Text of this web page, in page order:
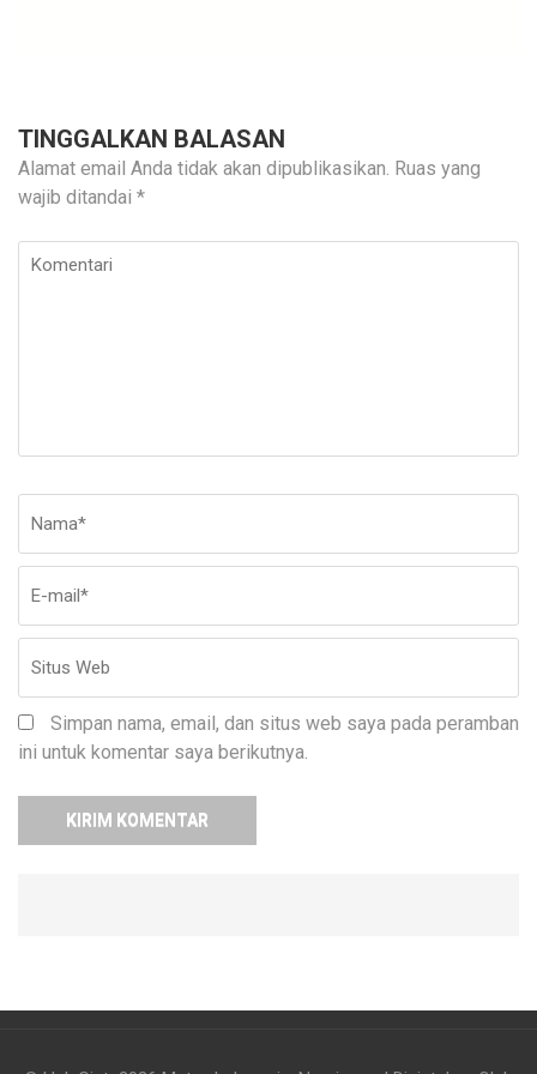
TINGGALKAN BALASAN
Alamat email Anda tidak akan dipublikasikan. Ruas yang
wajib ditandai *
Komentari
Simpan nama, email, dan situs web saya pada peramban
ini untuk komentar saya berikutnya.